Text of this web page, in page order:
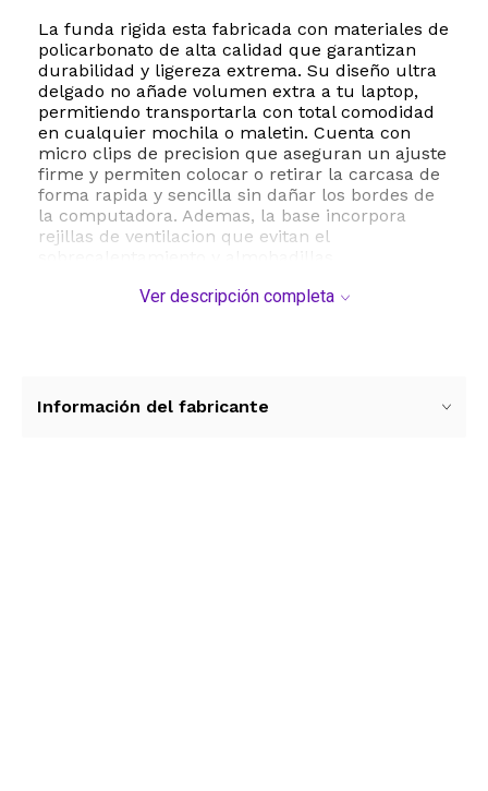
La funda rigida esta fabricada con materiales de
policarbonato de alta calidad que garantizan
durabilidad y ligereza extrema. Su diseño ultra
delgado no añade volumen extra a tu laptop,
permitiendo transportarla con total comodidad
en cualquier mochila o maletin. Cuenta con
micro clips de precision que aseguran un ajuste
firme y permiten colocar o retirar la carcasa de
forma rapida y sencilla sin dañar los bordes de
la computadora. Ademas, la base incorpora
rejillas de ventilacion que evitan el
en cualquier superficie de trabajo.
2025. Es importante verificar el numero de
Ver descripción completa
Información del fabricante